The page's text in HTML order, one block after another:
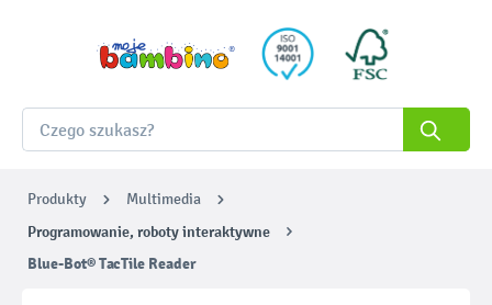
Produkty Multimedia
Programowanie, roboty interaktywne
Blue-Bot® TacTile Reader